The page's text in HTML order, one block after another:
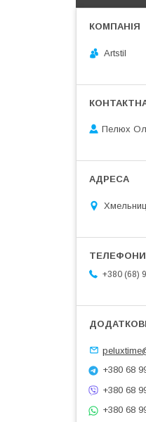
Artstil
Пелюх
+380 (68)
+380 68
+380 68
+380 68